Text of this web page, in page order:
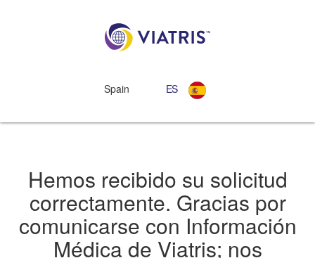
Spain ES
Hemos recibido su solicitud
correctamente. Gracias por
comunicarse con Información
Médica de Viatris; nos